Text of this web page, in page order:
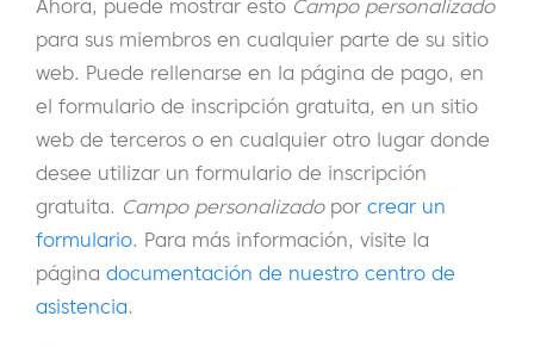
Ahora, puede mostrar esto Campo personalizado
para sus miembros en cualquier parte de su sitio
web. Puede rellenarse en la página de pago, en
el formulario de inscripción gratuita, en un sitio
web de terceros o en cualquier otro lugar donde
desee utilizar un formulario de inscripción
gratuita. Campo personalizadopor crear un
formulario. Para más información, visite la
página documentación de nuestro centro de
asistencia.